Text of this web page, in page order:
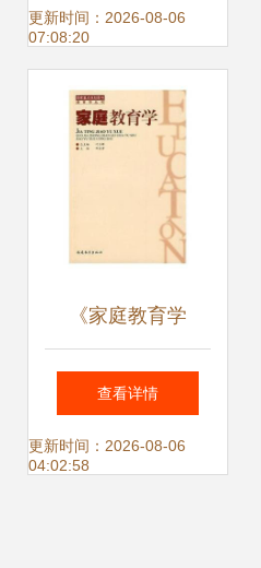
领阅读新风尚
更新时间：2026-08-06
07:08:20
《家庭教育学
〔新〕》评介 当代
家庭教育的理论指
查看详情
更新时间：2026-08-06
04:02:58